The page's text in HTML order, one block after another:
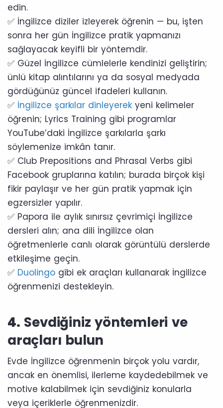
edin.
✅ İngilizce diziler izleyerek öğrenin — bu, işten
sonra her gün İngilizce pratik yapmanızı
sağlayacak keyifli bir yöntemdir.
✅ Güzel İngilizce cümlelerle kendinizi geliştirin;
ünlü kitap alıntılarını ya da sosyal medyada
gördüğünüz güncel ifadeleri kullanın.
✅ İngilizce şarkılar dinleyerek yeni kelimeler
öğrenin; Lyrics Training gibi programlar
YouTube’daki İngilizce şarkılarla şarkı
söylemenize imkân tanır.
✅ Club Prepositions and Phrasal Verbs gibi
Facebook gruplarına katılın; burada birçok kişi
fikir paylaşır ve her gün pratik yapmak için
egzersizler yapılır.
✅ Papora ile aylık sınırsız çevrimiçi İngilizce
dersleri alın; ana dili İngilizce olan
öğretmenlerle canlı olarak görüntülü derslerde
etkileşime geçin.
✅ Duolingo gibi ek araçları kullanarak İngilizce
öğrenmenizi destekleyin.
4. Sevdiğiniz yöntemleri ve
araçları bulun
Evde İngilizce öğrenmenin birçok yolu vardır,
ancak en önemlisi, ilerleme kaydedebilmek ve
motive kalabilmek için sevdiğiniz konularla
veya içeriklerle öğrenmenizdir.